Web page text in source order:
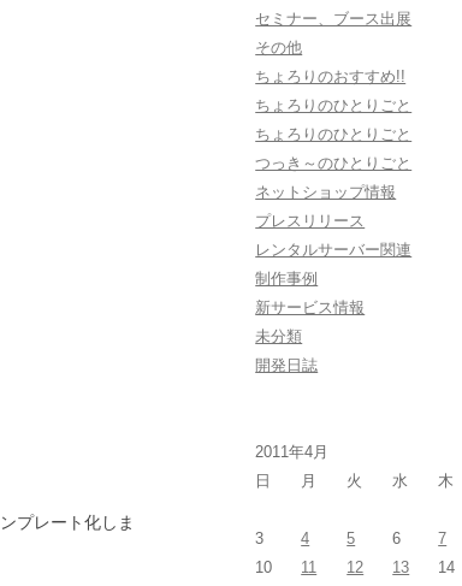
プレート化しま
セミナー、ブース出展
その他
ちょろりのおすすめ!!
ちょろりのひとりごと
ちょろりのひとりごと
つっき～のひとりごと
ネットショップ情報
プレスリリース
レンタルサーバー関連
制作事例
新サービス情報
未分類
開発日誌
2011年4月
日
月 火 水 木
3
4 5 6 7
10
11 12 13 14